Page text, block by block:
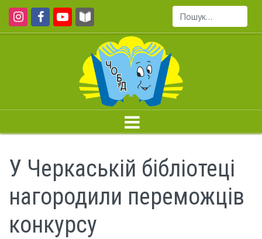
Пошук...
У Черкаській бібліотеці
нагородили переможців
конкурсу